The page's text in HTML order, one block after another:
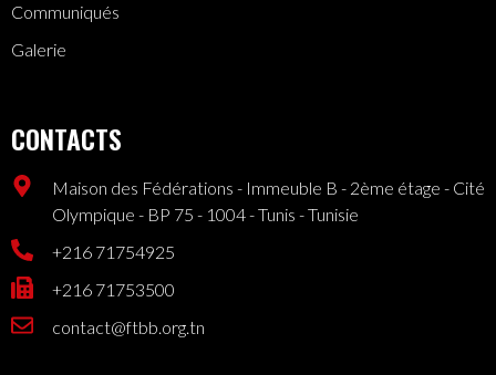
Communiqués
Galerie
CONTACTS
Maison des Fédérations - Immeuble B - 2ème étage - Cité
Olympique - BP 75 - 1004 - Tunis - Tunisie
+216 71754925
+216 71753500
contact@ftbb.org.tn